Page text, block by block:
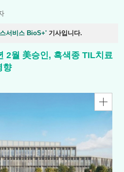
서비스 BioS+' 기사입니다.
2월 美승인, 흑색종 TIL치료
향